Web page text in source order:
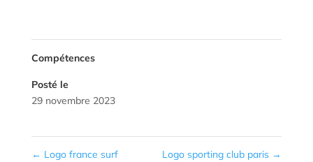
Compétences
Posté le
29 novembre 2023
← Logo france surf Logo sporting club paris →